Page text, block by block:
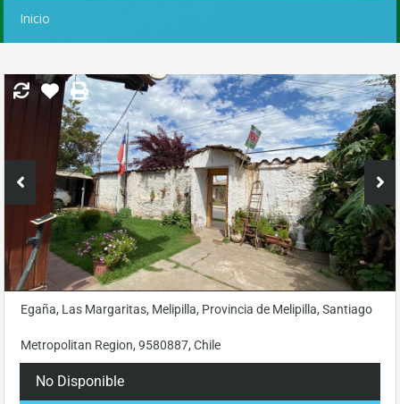
Inicio
Egaña, Las Margaritas, Melipilla, Provincia de Melipilla, Santiago
Metropolitan Region, 9580887, Chile
No Disponible